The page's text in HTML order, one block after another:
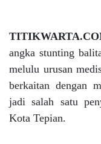
angka stunting
melulu urusan
berkaitan dengan
jadi salah satu
Kota Tepian.